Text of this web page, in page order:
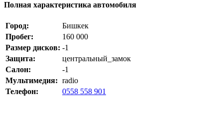
Полная характеристика автомобиля
Город:
Бишкек
Пробег:
160 000
Размер дисков: -1
Защита:
центральный_замок
Салон:
-1
Мультимедия: radio
Телефон:
0558 558 901